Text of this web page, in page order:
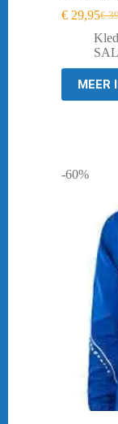
€
prijs
€
€ 29,95
prijs
is:
€
MEER
-60%